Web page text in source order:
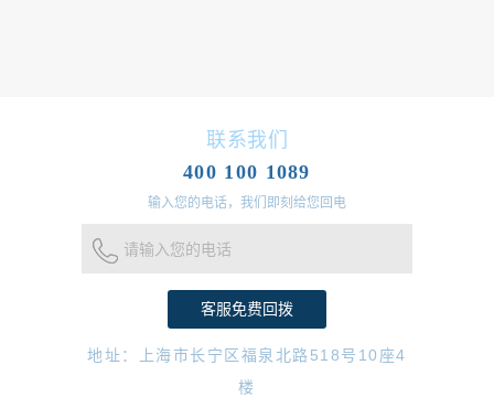
联系我们
400 100 1089
输入您的电话，我们即刻给您回电
请输入您的电话
地址：上海市长宁区福泉北路518号10座4
楼